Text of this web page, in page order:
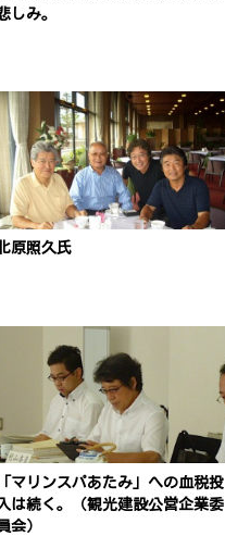
しみ。
原照久氏
「マリンスパあたみ」への血税投
は続く。（観光建設公営企業委
会）